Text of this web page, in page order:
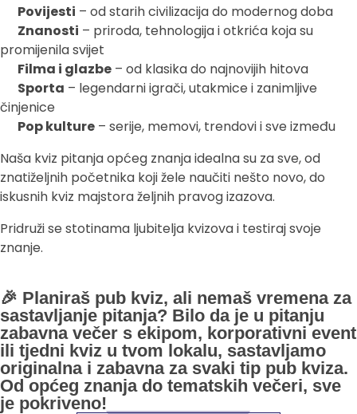
Povijesti – od starih civilizacija do modernog doba
Znanosti – priroda, tehnologija i otkrića koja su
promijenila svijet
Filma i glazbe – od klasika do najnovijih hitova
Sporta – legendarni igrači, utakmice i zanimljive
činjenice
Pop kulture – serije, memovi, trendovi i sve između
Naša kviz pitanja općeg znanja idealna su za sve, od
znatiželjnih početnika koji žele naučiti nešto novo, do
iskusnih kviz majstora željnih pravog izazova.
Pridruži se stotinama ljubitelja kvizova i testiraj svoje
znanje.
🎉 Planiraš pub kviz, ali nemaš vremena za
sastavljanje pitanja? Bilo da je u pitanju
zabavna večer s ekipom, korporativni event
ili tjedni kviz u tvom lokalu, sastavljamo
originalna i zabavna za svaki tip pub kviza.
Od općeg znanja do tematskih večeri, sve
je pokriveno!